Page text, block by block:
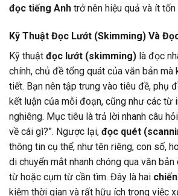
đọc tiếng Anh trở nên hiệu quả và ít
Kỹ Thuật Đọc Lướt (Skimming) Và
Kỹ thuật đọc lướt (skimming) là đọc
chính, chủ đề tổng quát của văn bản mà
tiết. Bạn nên tập trung vào tiêu đề, phụ
kết luận của mỗi đoạn, cũng như các từ
nghiêng. Mục tiêu là trả lời nhanh câu
về cái gì?”. Ngược lại, đọc quét
thông tin cụ thể, như tên riêng, con số,
di chuyển mắt nhanh chóng qua văn
từ hoặc cụm từ cần tìm. Đây là hai
kiệm thời gian và rất hữu ích trong việc